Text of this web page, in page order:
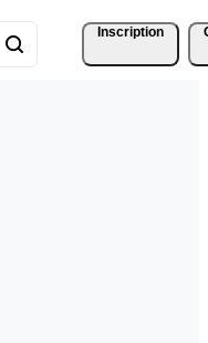
Inscription